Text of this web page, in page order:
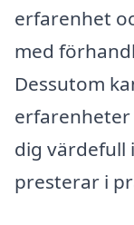
erfarenhet
med
Dessutom
dig värdefull
presterar i